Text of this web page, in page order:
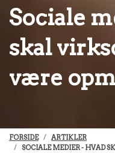
Sociale
skal
være
FORSIDE
ARTIKLER
SOCIALE MEDIER - HVAD